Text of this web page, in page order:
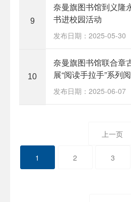
9
奈曼旗图书馆到义隆
书进校园活动
发布日期：2025-05-30
10
奈曼旗图书馆联合章
展“阅读手拉手”系列
发布日期：2025-06-07
上一页
1 2 3